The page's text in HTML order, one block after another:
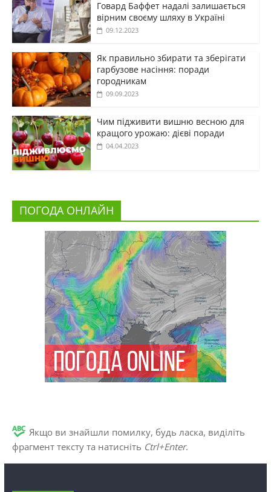
Говард Баффет надалі залишається
вірним своєму шляху в Україні
09.12.2023
Як правильно збирати та зберігати
гарбузове насіння: поради
городникам
09.09.2023
Чим підживити вишню весною для
кращого урожаю: дієві поради
04.04.2023
ПОГОДА ОНЛАЙН
Якщо ви знайшли помилку, будь ласка, виділіть
фрагмент тексту та натисніть Ctrl+Enter.